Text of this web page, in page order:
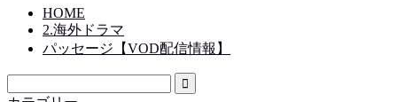
HOME
2.海外ドラマ
パッセージ【VOD配信情報】